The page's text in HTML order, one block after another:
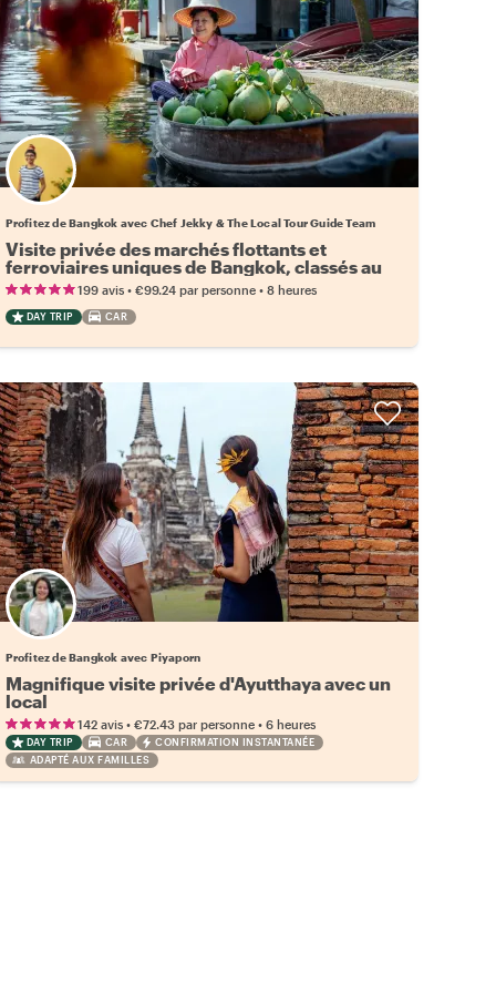
Profitez de Bangkok avec Chef Jekky & The Local Tour Guide Team
Visite privée des marchés flottants et
ferroviaires uniques de Bangkok, classés au
patrimoine de l'UNESCO
199 avis• €99.24 par personne• 8 heures
DAY TRIP CAR
Profitez de Bangkok avec Piyaporn
Magnifique visite privée d'Ayutthaya avec un
local
142 avis• €72.43 par personne• 6 heures
DAY TRIP CAR
CONFIRMATION INSTANTANÉE
ADAPTÉ AUX FAMILLES